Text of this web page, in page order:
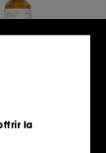
Cafeine 5% +
la